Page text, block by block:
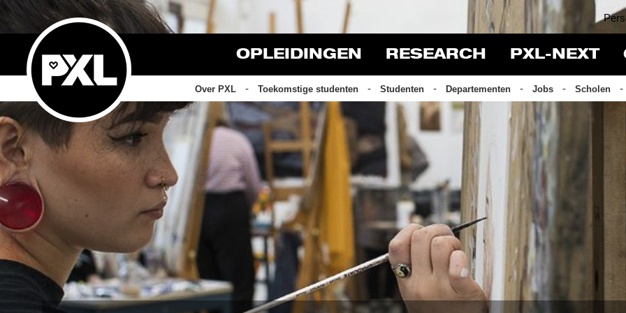
OPLEIDINGEN RESEARCH PXL-NEXT
Over PXL Toekomstige studenten Studenten Departementen Jobs Scholen